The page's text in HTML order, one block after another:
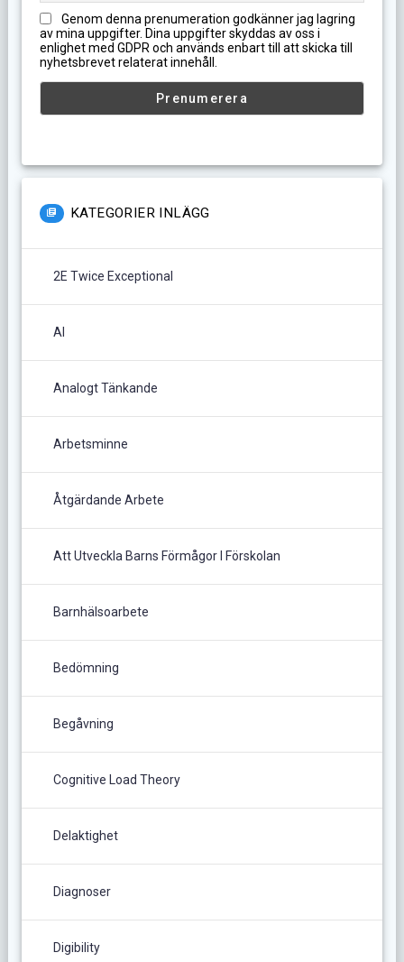
Genom denna prenumeration godkänner jag lagring
av mina uppgifter. Dina uppgifter skyddas av oss i
enlighet med GDPR och används enbart till att skicka till
nyhetsbrevet relaterat innehåll.
KATEGORIER INLÄGG
2E Twice Exceptional
AI
Analogt Tänkande
Arbetsminne
Åtgärdande Arbete
Att Utveckla Barns Förmågor I Förskolan
Barnhälsoarbete
Bedömning
Begåvning
Cognitive Load Theory
Delaktighet
Diagnoser
Digibility